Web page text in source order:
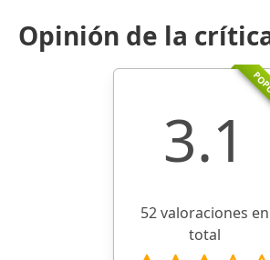
Opinión de la
3.1
52 valoraciones en
total